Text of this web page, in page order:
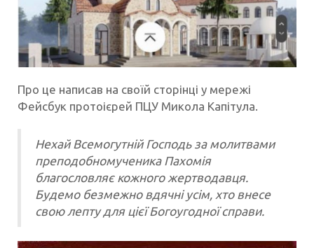
Про це написав на своїй сторінці у мережі
Фейсбук протоієрей ПЦУ Микола Капітула.
Нехай Всемогутній Господь за молитвами
преподобномученика Пахомія
благословляє кожного жертводавця.
Будемо безмежно вдячні усім, хто внесе
свою лепту для цієї Богоугодної справи.